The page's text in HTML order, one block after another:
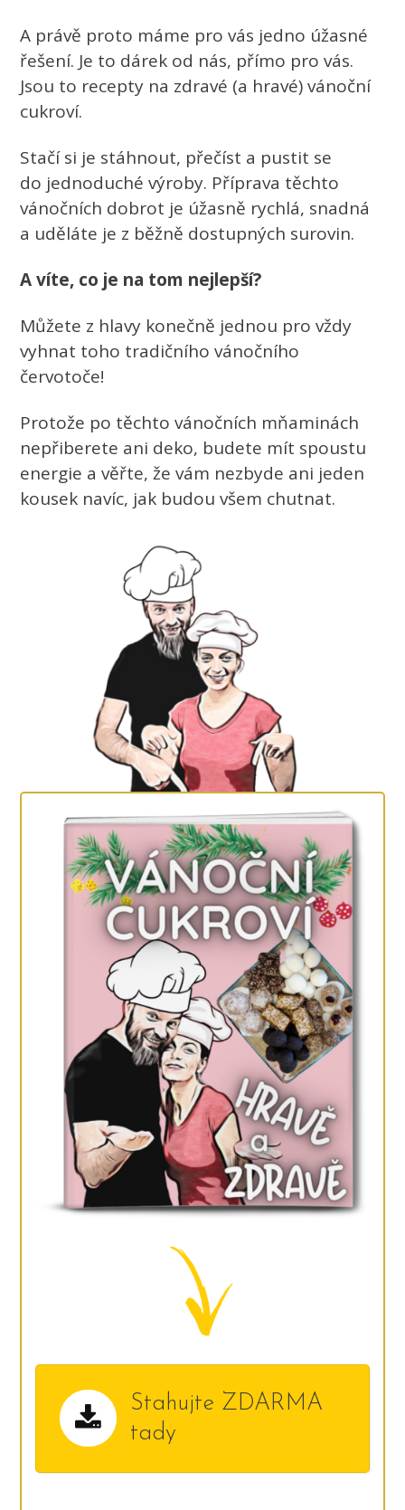
A právě proto máme pro vás jedno úžasné
řešení. Je to dárek od nás, přímo pro vás.
Jsou to recepty na zdravé (a hravé) vánoční
cukroví.
Stačí si je stáhnout, přečíst a pustit se
do jednoduché výroby. Příprava těchto
vánočních dobrot je úžasně rychlá, snadná
a uděláte je z běžně dostupných surovin.
A víte, co je na tom nejlepší?
Můžete z hlavy konečně jednou pro vždy
vyhnat toho tradičního vánočního
červotoče!
Protože po těchto vánočních mňaminách
nepřiberete ani deko, budete mít spoustu
energie a věřte, že vám nezbyde ani jeden
kousek navíc, jak budou všem chutnat.
Stahujte ZDARMA
tady